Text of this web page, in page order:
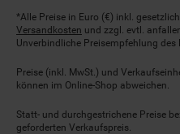
Fußnoten
*Alle Preise in Euro (€) inkl.
Versandkosten und zzgl. evtl.
Unverbindliche Preisempfehlung des
Preise (inkl. MwSt.) und
können im Online-Shop abweichen.
Statt- und durchgestrichene Preise
geforderten Verkaufspreis.